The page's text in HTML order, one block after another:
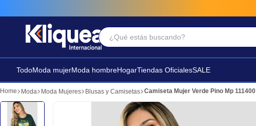
¿Qué estás buscando?
TodoModa mujerModa hombreHogarTiendas OficialesSALE
Moda Moda Mujeres Blusas y Camisetas Camiseta Mujer Verde Pino Mp 111400
Términos Más Buscados
2. sandalia